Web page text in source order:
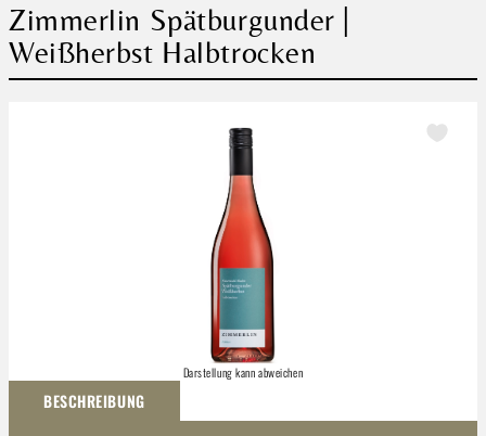
Zimmerlin Spätburgunder |
Weißherbst Halbtrocken
Darstellung kann abweichen
BESCHREIBUNG